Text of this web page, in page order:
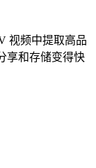
视频中提取高品
享和存储变得快